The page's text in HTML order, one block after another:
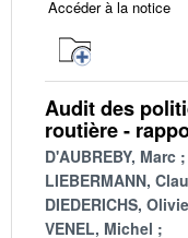
Accéder à la notice
Audit des
routière -
D'AUBREBY, Marc
LIEBERMANN,
DIEDERICHS,
VENEL, Michel